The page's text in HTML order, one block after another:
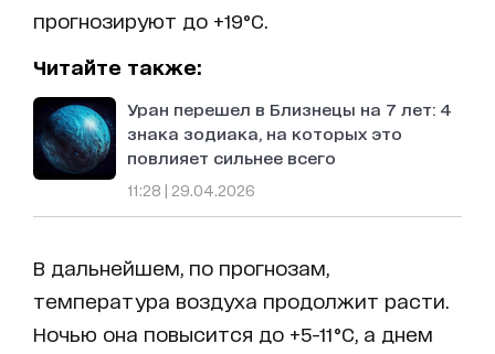
прогнозируют до +19°C.
Читайте также:
Уран перешел в Близнецы на 7 лет: 4
знака зодиака, на которых это
повлияет сильнее всего
11:28 | 29.04.2026
В дальнейшем, по прогнозам,
температура воздуха продолжит расти.
Ночью она повысится до +5-11°C, а днем